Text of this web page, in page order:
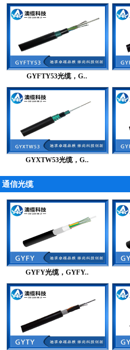
GYFTY53光缆，G..
GYXTW53光缆，G..
通信光缆
GYFY光缆，GYFY..